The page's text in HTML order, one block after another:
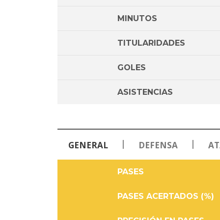
MINUTOS
TITULARIDADES
GOLES
ASISTENCIAS
GENERAL | DEFENSA |
PASES
PASES ACERTADOS (%)